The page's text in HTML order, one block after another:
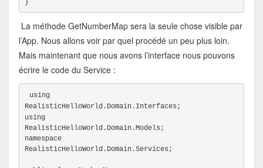
}
La méthode GetNumberMap sera la seule chose visible par
l’App. Nous allons voir par quel procédé un peu plus loin.
Mais maintenant que nous avons l’interface nous pouvons
écrire le code du Service :
using
RealisticHelloWorld.Domain.Interfaces;
using
RealisticHelloWorld.Domain.Models;
namespace
RealisticHelloWorld.Domain.Services;